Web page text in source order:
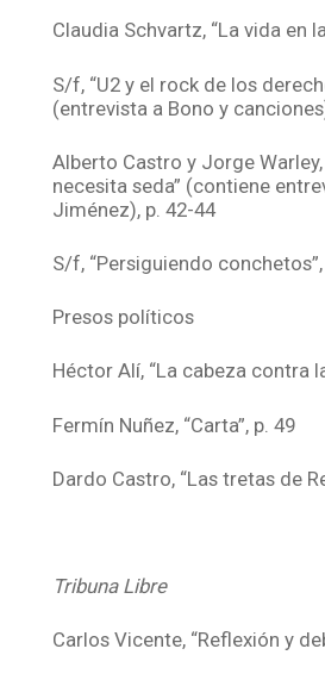
Claudia Schvartz, “La vida en
S/f, “U2 y el rock de los
(entrevista a Bono y
Alberto Castro y Jorge Warley,
necesita seda” (contiene
Jiménez), p. 42-44
S/f, “Persiguiendo
Presos políticos
Héctor Alí, “La cabeza contra
Fermín Nuñez, “Carta”, p. 49
Dardo Castro, “Las tretas de
Tribuna Libre
Carlos Vicente, “Reflexión y